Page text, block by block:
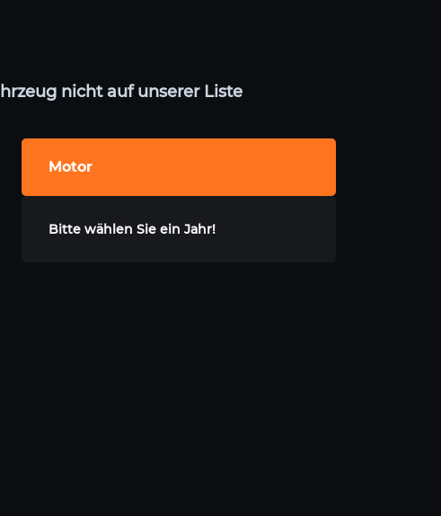
nicht auf unserer Liste
Motor
Bitte wählen Sie ein Jahr!